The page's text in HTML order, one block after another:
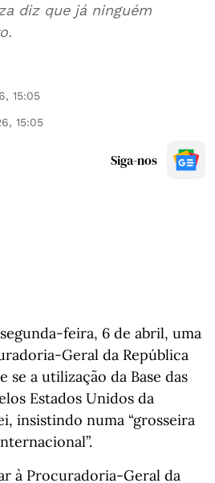
diz que já ninguém
15:05
15:05
Siga-nos
feira, 6 de abril, uma
Geral da República
se a utilização da Base das
Estados Unidos da
insistindo numa “grosseira
à Procuradoria-Geral da